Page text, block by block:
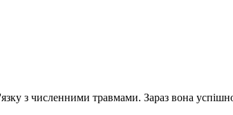
з численними травмами. Зараз вона успішно